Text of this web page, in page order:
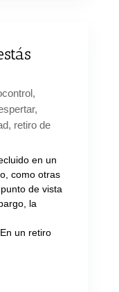
,
,
, retiro de
en un
como otras
de vista
la
un retiro